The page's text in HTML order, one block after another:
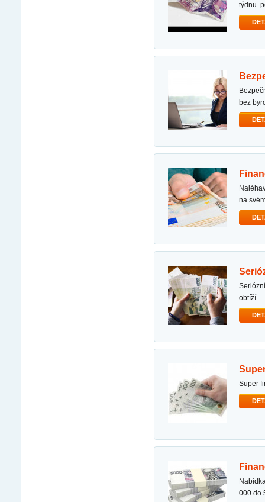
týdnu.
bezpečná finanční pomoc nabízím bezpečnou a rychlou finanční pomoc. chcete-li získat pomoc
bez
naléhavá nabídka půjčky hledáte finanční pomoc za rozumných podmínek a potřebujete peníze
na
seriózní nabídka půjčky dobrý den, s cílem pomoci vám překonat různé finanční starosti a bez
obtíží…
super
nabídka rychlé půjčky nabízím vám jednorázovou finanční půjčku od přímého investora od 50
000 do